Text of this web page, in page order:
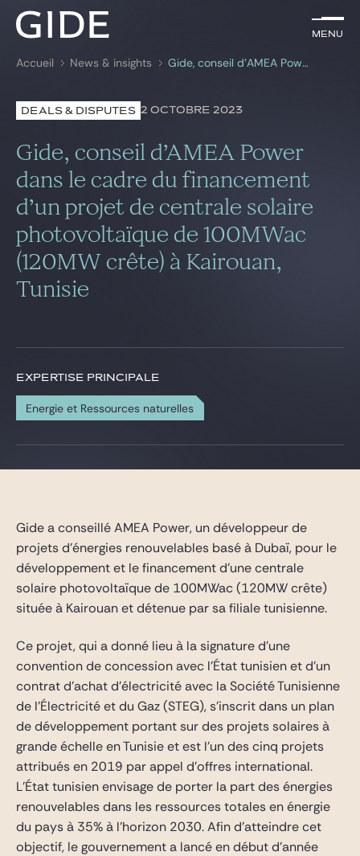
Menu
Rechercher par mots-clés
Menu
Avocats
Expertises
Global
News & insights
Blog Real Estate
Contact
Accueil News & insights Gide, conseil d’AMEA Power dans le cadre du financement d’un projet de centrale solaire photovoltaïque de 100MWac (120MW crête) à Kairouan, Tunisie
DEALS & DISPUTES 2 OCTOBRE 2023
Gide, conseil d’AMEA Power
dans le cadre du financement
d’un projet de centrale solaire
photovoltaïque de 100MWac
(120MW crête) à Kairouan,
Tunisie
EXPERTISE PRINCIPALE
Energie et Ressources naturelles
Gide a conseillé AMEA Power, un développeur de
projets d’énergies renouvelables basé à Dubaï, pour le
développement et le financement d’une centrale
solaire photovoltaïque de 100MWac (120MW crête)
située à Kairouan et détenue par sa filiale tunisienne.
Ce projet, qui a donné lieu à la signature d’une
convention de concession avec l’État tunisien et d’un
contrat d’achat d’électricité avec la Société Tunisienne
de l’Électricité et du Gaz (STEG), s’inscrit dans un plan
de développement portant sur des projets solaires à
grande échelle en Tunisie et est l’un des cinq projets
attribués en 2019 par appel d’offres international.
L’État tunisien envisage de porter la part des énergies
renouvelables dans les ressources totales en énergie
du pays à 35% à l’horizon 2030. Afin d’atteindre cet
objectif, le gouvernement a lancé en début d’année